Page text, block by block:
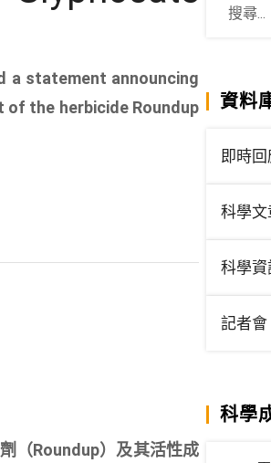
a statement announcing
the herbicide Roundup
（Roundup）及其活性成
資料
即時
科學文
科學資
記者會
科學